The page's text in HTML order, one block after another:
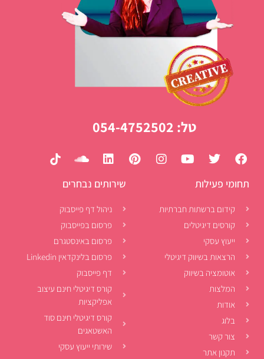
טל: 054-4752502
תחומי פעילות
קידום ברשתות חברתיות
קורסים דיגיטלים
ייעוץ עסקי
הרצאות בשיווק דיגיטלי
אוטומציה בשיווק
המלצות
אודות
בלוג
צור קשר
תקנון אתר
שירותים נבחרים
ניהול דף פייסבוק
פרסום בפייסבוק
פרסום באינסטגרם
פרסום בלינקדאין Linkedin
דף פייסבוק
קורס דיגיטלי חינם עיצוב
אפליקציות
קורס דיגיטלי חינם סוד
האשטאגים
שירותי ייעוץ עסקי